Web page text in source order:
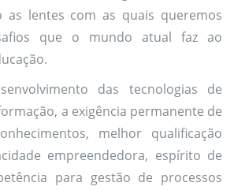
as lentes com as quais queremos
que o mundo atual faz ao
das tecnologias de
a exigência permanente de
melhor qualificação
empreendedora, espírito de
para gestão de processos